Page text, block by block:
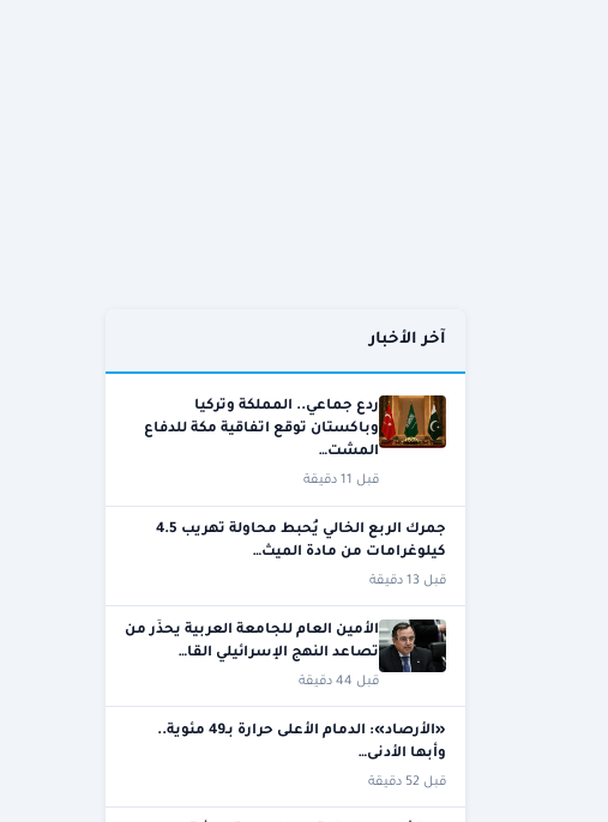
آخر الأخبار
ردع جماعي.. المملكة وتركيا
وباكستان توقع اتفاقية مكة للدفاع
المشت…
قبل 11 دقيقة
جمرك الربع الخالي يُحبط محاولة تهريب 4.5
كيلوغرامات من مادة الميث…
قبل 13 دقيقة
الأمين العام للجامعة العربية يحذّر من
تصاعد النهج الإسرائيلي القا…
قبل 44 دقيقة
«الأرصاد»: الدمام الأعلى حرارة بـ49 مئوية..
وأبها الأدنى…
قبل 52 دقيقة